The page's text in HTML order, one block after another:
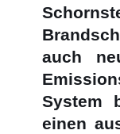
auch
System
einen